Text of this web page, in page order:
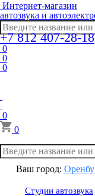
Интернет-магазин
автозвука и
+7 812 407-28-18
0
0
0
0
0
Ваш город:
Студии автозвука